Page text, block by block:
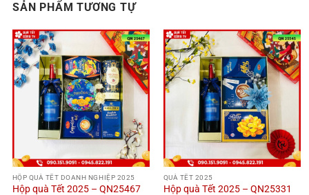
SẢN PHẨM TƯƠNG TỰ
HỘP QUÀ TẾT DOANH NGHIỆP 2025
Hộp quà Tết 2025 – QN25467
QUÀ TẾT 2025
Hộp quà Tết 2025 – QN25331